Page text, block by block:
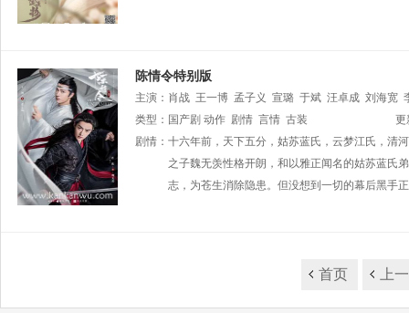
陈情令特别版
主演： 肖战 王一博 孟子义 宣璐 于斌 汪卓成 刘海宽
漆培鑫
郑繁星 郭丞 贺鹏 卢蒽洁 王艺霏
曹峻
春 尹建祥 刘胤君 姜奕廷 林宸锐 苏雅馨 叶轩彤 陈俊
张彬 张琳然 李橹进 沈鑫 焦长顺 刘
类型： 国产剧 动作 剧情 言情 古装
更
剧情： 十六年前，天下五分，姑苏蓝氏，云梦江氏，清
之子魏无羡性格开朗，和以雅正闻名的姑苏蓝氏
志，为苍生消除隐患。但没想到一切的幕后黑手
首页 上